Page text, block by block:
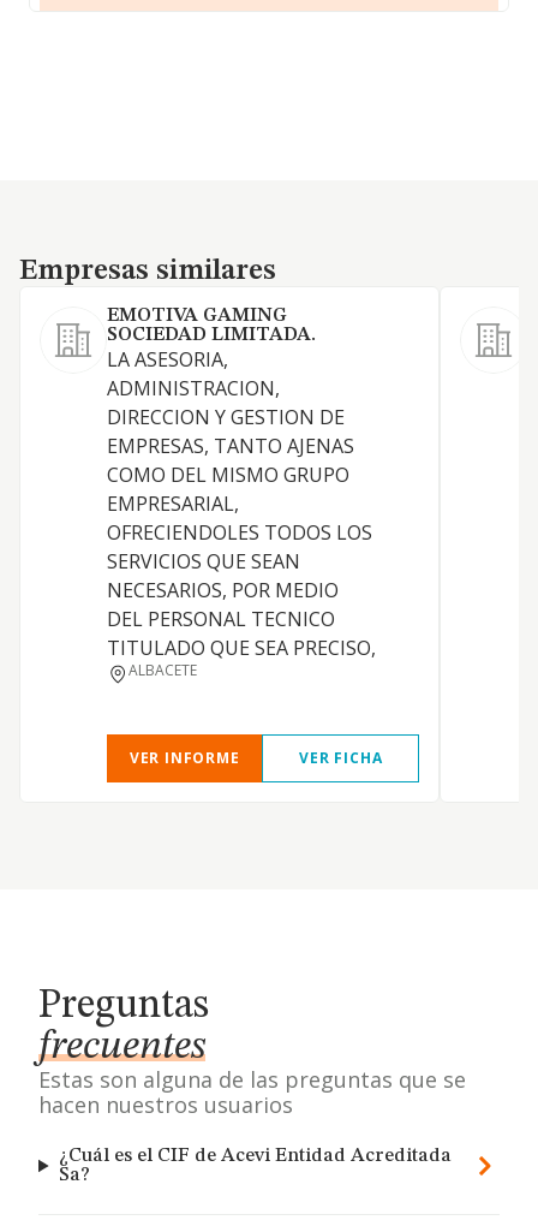
Empresas similares
Empresas similares
EMOTIVA GAMING
SOCIEDAD LIMITADA.
LA ASESORIA,
ADMINISTRACION,
DIRECCION Y GESTION DE
EMPRESAS, TANTO AJENAS
COMO DEL MISMO GRUPO
EMPRESARIAL,
OFRECIENDOLES TODOS LOS
SERVICIOS QUE SEAN
NECESARIOS, POR MEDIO
DEL PERSONAL TECNICO
TITULADO QUE SEA PRECISO,
ALBACETE
VER INFORME VER FICHA
Preguntas
frecuentes
Estas son alguna de las preguntas que se
hacen nuestros usuarios
¿Cuál es el CIF de Acevi Entidad Acreditada
Sa?